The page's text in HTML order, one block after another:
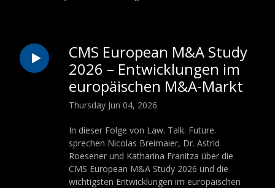
CMS European M&A Study
2026 – Entwicklungen im
europäischen M&A-Markt
Thursday Jun 04, 2026
In dieser Folge von Law. Talk. Future.
sprechen Nicolas Breimaier, Dr. Astrid
Roesener und Katharina Franitza über die
CMS European M&A Study 2026 und die
wichtigsten Entwicklungen im europäischen